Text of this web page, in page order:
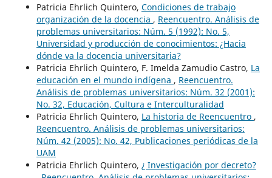
Patricia Ehrlich Quintero, Condiciones de trabajo
organización de la docencia , Reencuentro. Análisis de
problemas universitarios: Núm. 5 (1992): No. 5,
Universidad y producción de conocimientos: ¿Hacia
dónde va la docencia universitaria?
Patricia Ehrlich Quintero, F. Imelda Zamudio Castro, La
educación en el mundo indígena , Reencuentro.
Análisis de problemas universitarios: Núm. 32 (2001):
No. 32, Educación, Cultura e Interculturalidad
Patricia Ehrlich Quintero, La historia de Reencuentro ,
Reencuentro. Análisis de problemas universitarios:
Núm. 42 (2005): No. 42, Publicaciones periódicas de la
UAM
Patricia Ehrlich Quintero, ¿ Investigación por decreto?